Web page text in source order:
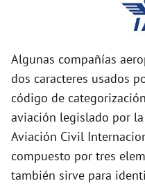
Algunas compañías
dos caracteres usados
código de
aviación legislado por la
Aviación Civil
compuesto por tres
también sirve para